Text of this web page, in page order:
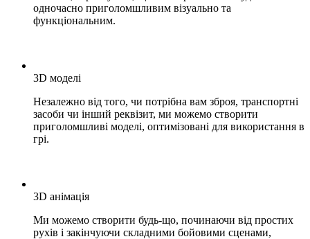
одночасно приголомшливим візуально та
функціональним.
3D моделі
Незалежно від того, чи потрібна вам зброя, транспортні
засоби чи інший реквізит, ми можемо створити
приголомшливі моделі, оптимізовані для використання в
грі.
3D анімація
Ми можемо створити будь-що, починаючи від простих
рухів і закінчуючи складними бойовими сценами,